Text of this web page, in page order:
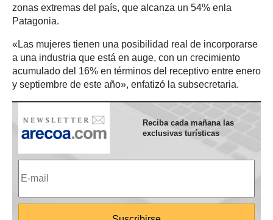
zonas extremas del país, que alcanza un 54% enla
Patagonia.
«Las mujeres tienen una posibilidad real de incorporarse
a una industria que está en auge, con un crecimiento
acumulado del 16% en términos del receptivo entre enero
y septiembre de este año», enfatizó la subsecretaria.
Reciba cada mañana las
exclusivas turísticas